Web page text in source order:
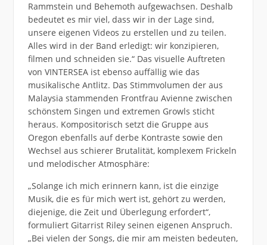
Rammstein und Behemoth aufgewachsen. Deshalb
bedeutet es mir viel, dass wir in der Lage sind,
unsere eigenen Videos zu erstellen und zu teilen.
Alles wird in der Band erledigt: wir konzipieren,
filmen und schneiden sie.“ Das visuelle Auftreten
von VINTERSEA ist ebenso auffällig wie das
musikalische Antlitz. Das Stimmvolumen der aus
Malaysia stammenden Frontfrau Avienne zwischen
schönstem Singen und extremen Growls sticht
heraus. Kompositorisch setzt die Gruppe aus
Oregon ebenfalls auf derbe Kontraste sowie den
Wechsel aus schierer Brutalität, komplexem Frickeln
und melodischer Atmosphäre:
„Solange ich mich erinnern kann, ist die einzige
Musik, die es für mich wert ist, gehört zu werden,
diejenige, die Zeit und Überlegung erfordert“,
formuliert Gitarrist Riley seinen eigenen Anspruch.
„Bei vielen der Songs, die mir am meisten bedeuten,